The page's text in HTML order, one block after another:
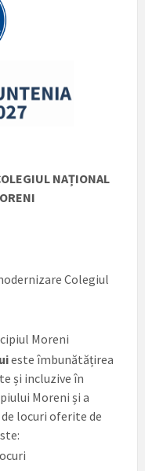
NAȚIONAL
Colegiul
Moreni
este îmbunătățirea
și incluzive în
Moreni și a
locuri oferite de